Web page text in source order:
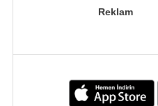
Reklam